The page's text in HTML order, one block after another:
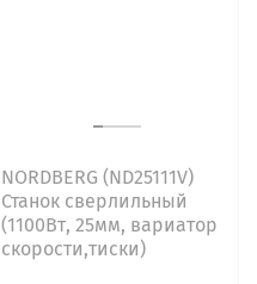
NORDBERG (ND25111V)
Станок сверлильный
(1100Вт, 25мм, вариатор
скорости,тиски)